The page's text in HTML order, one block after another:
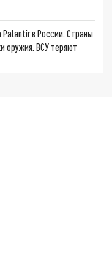
в России. Страны
оружия. ВСУ теряют